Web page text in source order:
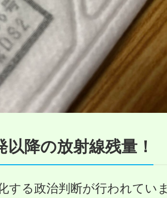
降の放射線残量！
する政治判断が行われていま